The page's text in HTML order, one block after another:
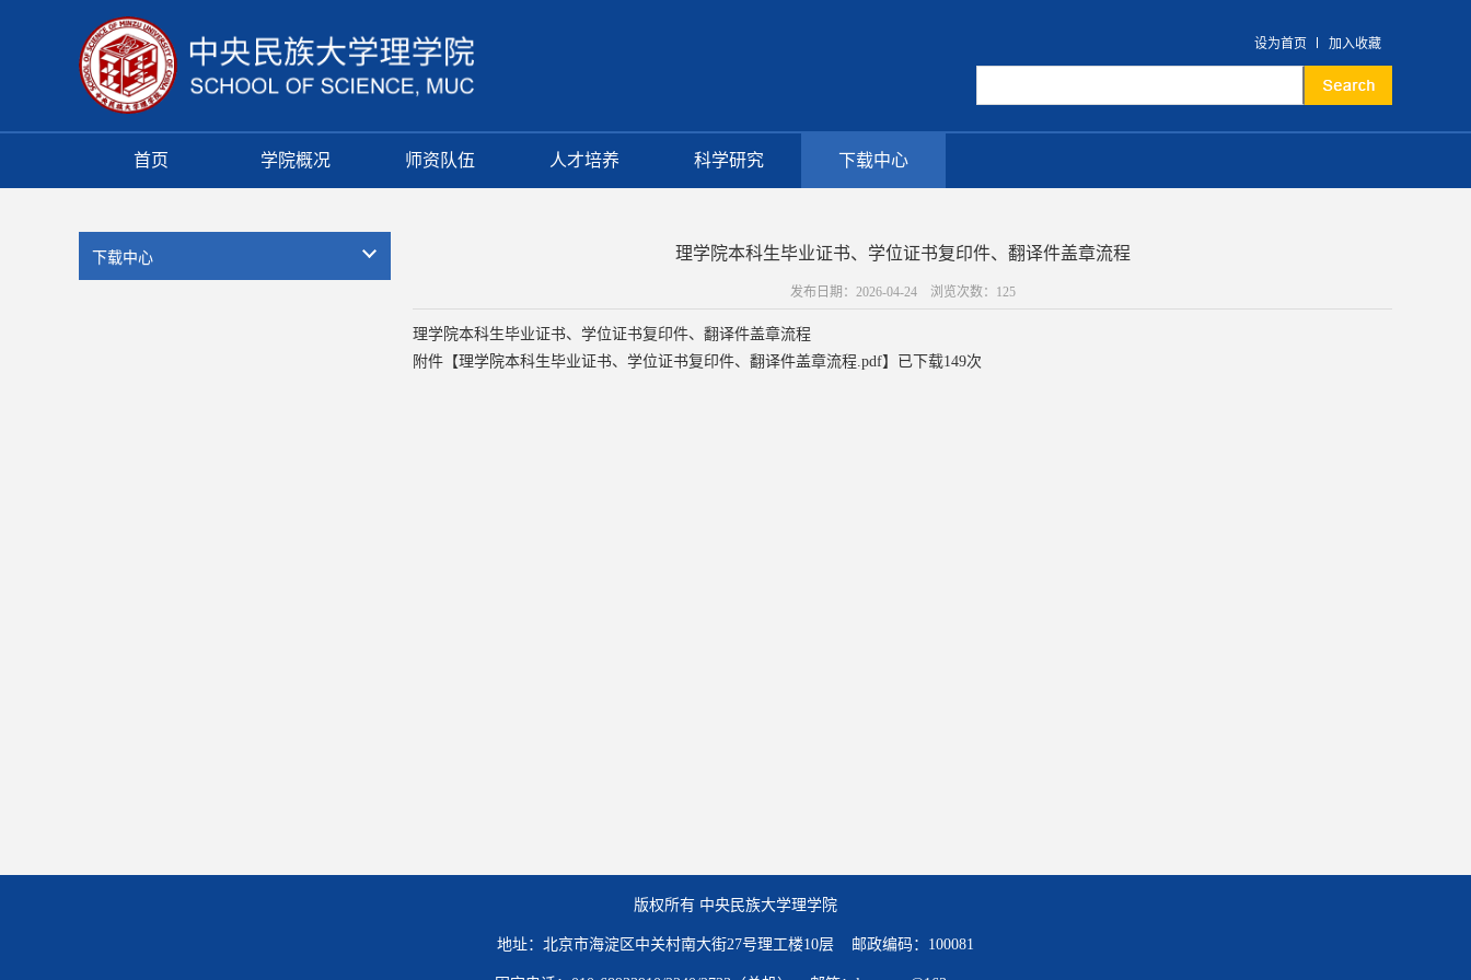
设为首页 加入收藏
首页 学院概况 师资队伍 人才培养 科学研究 下载中心
下载中心 理学院本科生毕业证书、学位证书复印件、翻译件盖章流程
发布日期：2026-04-24 浏览次数： 125
理学院本科生毕业证书、学位证书复印件、翻译件盖章流程
附件【理学院本科生毕业证书、学位证书复印件、翻译件盖章流程.pdf】已下载149次
版权所有 中央民族大学理学院
地址：北京市海淀区中关村南大街27号理工楼10层 邮政编码：100081